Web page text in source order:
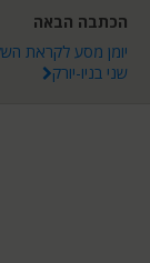
הכתבה הבאה
יומן מסע לקראת
שני בניו-יורק